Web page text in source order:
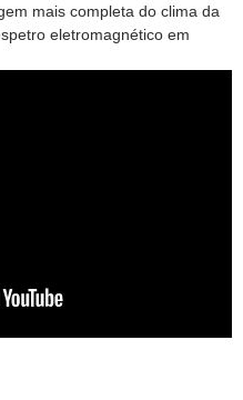
mais completa do clima da
eletromagnético em